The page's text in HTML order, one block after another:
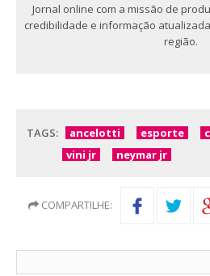
Jornal online com a missão de
credibilidade e informação
região.
TAGS: ancelotti esporte
vini jr
neymar jr
COMPARTILHE: